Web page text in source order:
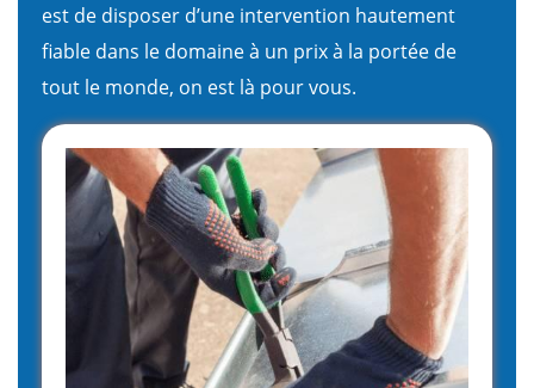
est de disposer d’une intervention hautement
fiable dans le domaine à un prix à la portée de
tout le monde, on est là pour vous.